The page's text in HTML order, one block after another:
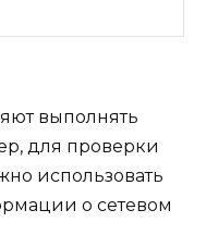
выполнять
для проверки
использовать
о сетевом